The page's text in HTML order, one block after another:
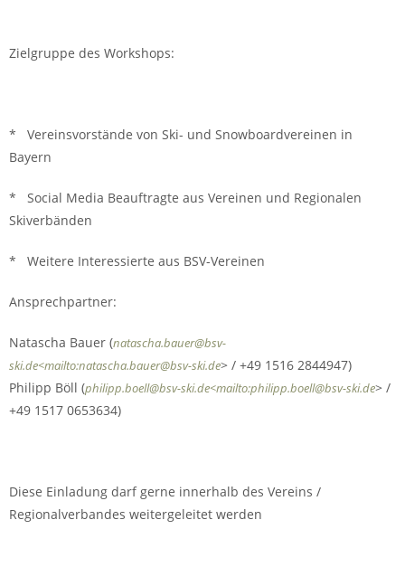
Zielgruppe des Workshops:
* Vereinsvorstände von Ski- und Snowboardvereinen in
Bayern
* Social Media Beauftragte aus Vereinen und Regionalen
Skiverbänden
* Weitere Interessierte aus BSV-Vereinen
Ansprechpartner:
Natascha Bauer (natascha.bauer@bsv-
ski.de<mailto:natascha.bauer@bsv-ski.de> / +49 1516 2844947)
Philipp Böll (philipp.boell@bsv-ski.de<mailto:philipp.boell@bsv-ski.de> /
+49 1517 0653634)
Diese Einladung darf gerne innerhalb des Vereins /
Regionalverbandes weitergeleitet werden